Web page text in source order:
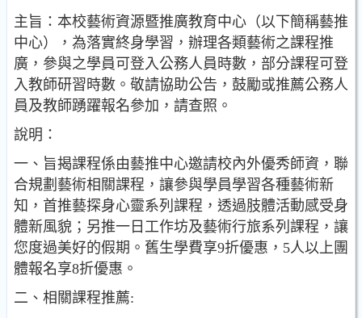
主旨：本校藝術資源暨推廣教育中心（以下簡稱藝推
中心），為落實終身學習，辦理各類藝術之課程推
廣，參與之學員可登入公務人員時數，部分課程可登
入教師研習時數。敬請協助公告，鼓勵或推薦公務人
員及教師踴躍報名參加，請查照。
說明：
一、旨揭課程係由藝推中心邀請校內外優秀師資，聯
合規劃藝術相關課程，讓參與學員學習各種藝術新
知，首推藝探身心靈系列課程，透過肢體活動感受身
體新風貌；另推一日工作坊及藝術行旅系列課程，讓
您度過美好的假期。舊生學費享9折優惠，5人以上團
體報名享8折優惠。
二、相關課程推薦: